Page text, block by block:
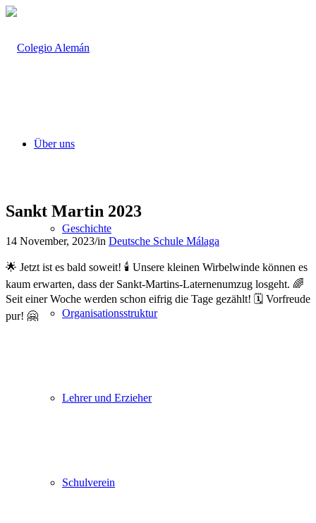
Über uns
Geschichte
Organisationsstruktur
Lehrer und Erzieher
Schulverein
Sankt Martin 2023
14 November, 2023/in Deutsche Schule Málaga
🌟 Jetzt ist es bald soweit! 🕯️ Unsere kleinen Wirbelwinde können es
kaum erwarten, dass der Sankt-Martins-Laternenumzug losgeht. 🌈
Seit einer Woche werden schon eifrig die Tage gezählt! 🗓️ Vorfreude
pur! 🤗